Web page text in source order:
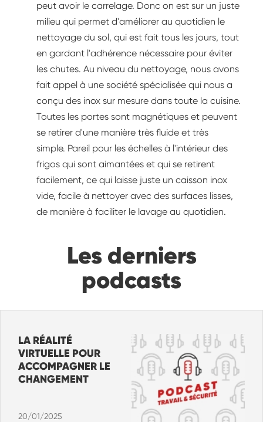
peut avoir le carrelage. Donc on est sur un juste
milieu qui permet d'améliorer au quotidien le
nettoyage du sol, qui est fait tous les jours, tout
en gardant l'adhérence nécessaire pour éviter
les chutes. Au niveau du nettoyage, nous avons
fait appel à une société spécialisée qui nous a
conçu des inox sur mesure dans toute la cuisine.
Toutes les portes sont magnétiques et peuvent
se retirer d'une manière très fluide et très
simple. Pareil pour les échelles à l'intérieur des
frigos qui sont aimantées et qui se retirent
facilement, ce qui laisse juste un caisson inox
vide, facile à nettoyer avec des surfaces lisses,
de manière à faciliter le lavage au quotidien.
Les derniers
podcasts
LA RÉALITÉ
VIRTUELLE POUR
ACCOMPAGNER LE
CHANGEMENT
20/01/2025